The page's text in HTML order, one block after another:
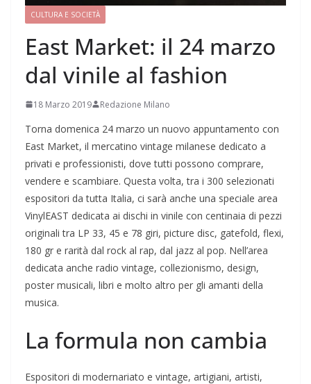
CULTURA E SOCIETÀ
East Market: il 24 marzo
dal vinile al fashion
18 Marzo 2019 Redazione Milano
Torna domenica 24 marzo un nuovo appuntamento con
East Market, il mercatino vintage milanese dedicato a
privati e professionisti, dove tutti possono comprare,
vendere e scambiare. Questa volta, tra i 300 selezionati
espositori da tutta Italia, ci sarà anche una speciale area
VinylEAST dedicata ai dischi in vinile con centinaia di pezzi
originali tra LP 33, 45 e 78 giri, picture disc, gatefold, flexi,
180 gr e rarità dal rock al rap, dal jazz al pop. Nell’area
dedicata anche radio vintage, collezionismo, design,
poster musicali, libri e molto altro per gli amanti della
musica.
La formula non cambia
Espositori di modernariato e vintage, artigiani, artisti,